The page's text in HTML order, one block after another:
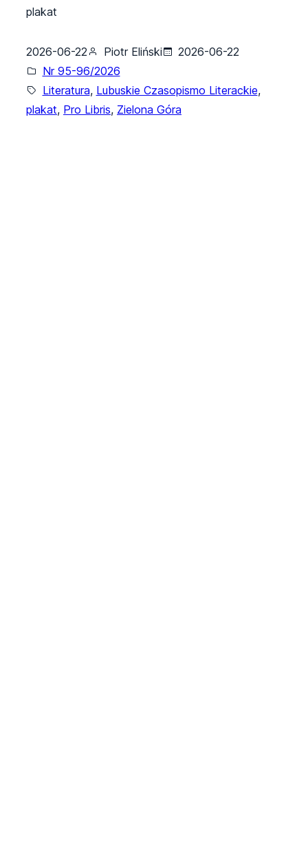
plakat
2026-06-22 Piotr Eliński
2026-06-22
Nr 95-96/2026
Literatura, Lubuskie Czasopismo Literackie,
plakat, Pro Libris, Zielona Góra